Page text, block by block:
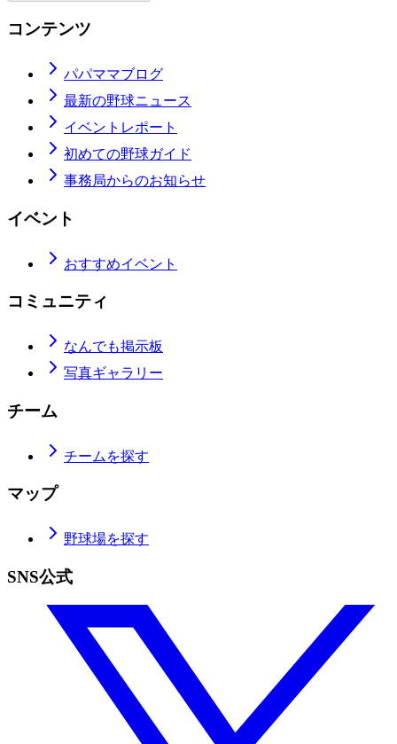
コンテンツ
パパママブログ
最新の野球ニュース
イベントレポート
初めての野球ガイド
事務局からのお知らせ
イベント
おすすめイベント
コミュニティ
なんでも掲示板
写真ギャラリー
チーム
チームを探す
マップ
野球場を探す
SNS公式